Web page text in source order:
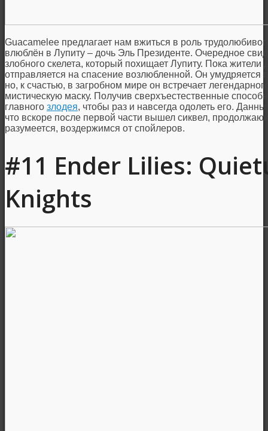
Guacamelee предлагает нам вжиться в роль
влюблён в Лупиту – дочь Эль Президенте. Очередное
злобного скелета, который похищает Лупиту. Пока жители
отправляется на спасение возлюбленной. Он умудряется
но, к счастью, в загробном мире он встречает
мистическую маску. Получив сверхъестественные
главного злодея, чтобы раз и навсегда одолеть его.
что вскоре после первой части вышел сиквел,
разумеется, воздержимся от спойлеров.
#11 Ender Lilies:
Knights